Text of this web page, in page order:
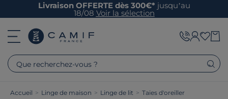
Livraison OFFERTE dès 300€* jusqu’au
18/08 Voir la sélection
Que recherchez-vous ?
Accueil > Linge de maison > Linge de lit > Taies d'oreiller